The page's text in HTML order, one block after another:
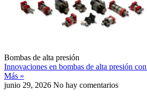
Bombas de alta presión
Innovaciones en bombas de alta presión
Más »
junio 29, 2026 No hay comentarios